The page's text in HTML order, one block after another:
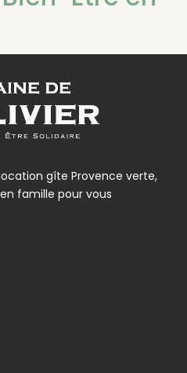
gîte Provence verte,
famille pour vous